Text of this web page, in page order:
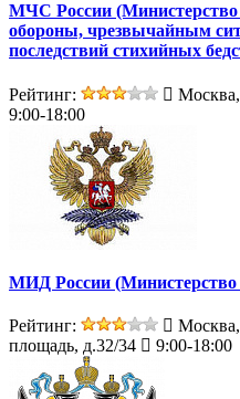
МЧС России (Министерство
обороны, чрезвычайным
последствий стихийных
Рейтинг:
9:00-18:00
МИД России (Министерство
Рейтинг:
площадь, д.32/34
9:00-18:00